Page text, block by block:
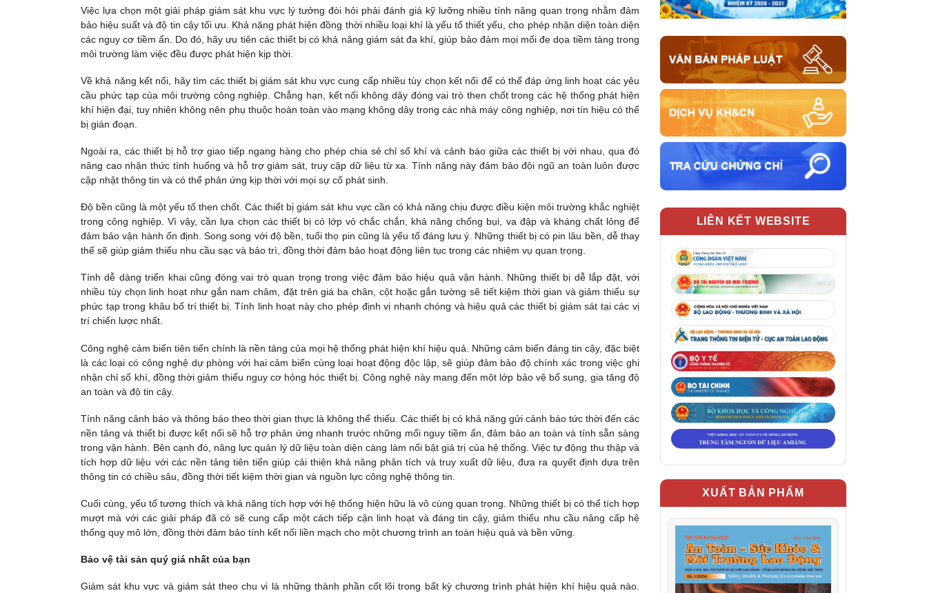
Việc lựa chọn một giải pháp giám sát khu vực lý tưởng đòi hỏi phải đánh giá kỹ lưỡng nhiều tính năng quan trọng nhằm đảm
bảo hiệu suất và độ tin cậy tối ưu. Khả năng phát hiện đồng thời nhiều loại khí là yếu tố thiết yếu, cho phép nhận diện toàn diện
các nguy cơ tiềm ẩn. Do đó, hãy ưu tiên các thiết bị có khả năng giám sát đa khí, giúp bảo đảm mọi mối đe dọa tiềm tàng trong
môi trường làm việc đều được phát hiện kịp thời.
Về khả năng kết nối, hãy tìm các thiết bị giám sát khu vực cung cấp nhiều tùy chọn kết nối để có thể đáp ứng linh hoạt các yêu
cầu phức tạp của môi trường công nghiệp. Chẳng hạn, kết nối không dây đóng vai trò then chốt trong các hệ thống phát hiện
khí hiện đại, tuy nhiên không nên phụ thuộc hoàn toàn vào mạng không dây trong các nhà máy công nghiệp, nơi tín hiệu có thể
bị gián đoạn.
Ngoài ra, các thiết bị hỗ trợ giao tiếp ngang hàng cho phép chia sẻ chỉ số khí và cảnh báo giữa các thiết bị với nhau, qua đó
nâng cao nhận thức tình huống và hỗ trợ giám sát, truy cập dữ liệu từ xa. Tính năng này đảm bảo đội ngũ an toàn luôn được
cập nhật thông tin và có thể phản ứng kịp thời với mọi sự cố phát sinh.
Độ bền cũng là một yếu tố then chốt. Các thiết bị giám sát khu vực cần có khả năng chịu được điều kiện môi trường khắc nghiệt
trong công nghiệp. Vì vậy, cần lựa chọn các thiết bị có lớp vỏ chắc chắn, khả năng chống bụi, va đập và kháng chất lỏng để
đảm bảo vận hành ổn định. Song song với độ bền, tuổi thọ pin cũng là yếu tố đáng lưu ý. Những thiết bị có pin lâu bền, dễ thay
thế sẽ giúp giảm thiểu nhu cầu sạc và bảo trì, đồng thời đảm bảo hoạt động liên tục trong các nhiệm vụ quan trọng.
Tính dễ dàng triển khai cũng đóng vai trò quan trọng trong việc đảm bảo hiệu quả vận hành. Những thiết bị dễ lắp đặt, với
nhiều tùy chọn linh hoạt như gắn nam châm, đặt trên giá ba chân, cột hoặc gắn tường sẽ tiết kiệm thời gian và giảm thiểu sự
phức tạp trong khâu bố trí thiết bị. Tính linh hoạt này cho phép định vị nhanh chóng và hiệu quả các thiết bị giám sát tại các vị
trí chiến lược nhất.
Công nghệ cảm biến tiên tiến chính là nền tảng của mọi hệ thống phát hiện khí hiệu quả. Những cảm biến đáng tin cậy, đặc biệt
là các loại có công nghệ dự phòng với hai cảm biến cùng loại hoạt động độc lập, sẽ giúp đảm bảo độ chính xác trong việc ghi
nhận chỉ số khí, đồng thời giảm thiểu nguy cơ hỏng hóc thiết bị. Công nghệ này mang đến một lớp bảo vệ bổ sung, gia tăng độ
an toàn và độ tin cậy.
Tính năng cảnh báo và thông báo theo thời gian thực là không thể thiếu. Các thiết bị có khả năng gửi cảnh báo tức thời đến các
nền tảng và thiết bị được kết nối sẽ hỗ trợ phản ứng nhanh trước những mối nguy tiềm ẩn, đảm bảo an toàn và tính sẵn sàng
trong vận hành. Bên cạnh đó, năng lực quản lý dữ liệu toàn diện càng làm nổi bật giá trị của hệ thống. Việc tự động thu thập và
tích hợp dữ liệu với các nền tảng tiên tiến giúp cải thiện khả năng phân tích và truy xuất dữ liệu, đưa ra quyết định dựa trên
thông tin có chiều sâu, đồng thời tiết kiệm thời gian và nguồn lực công nghệ thông tin.
Cuối cùng, yếu tố tương thích và khả năng tích hợp với hệ thống hiện hữu là vô cùng quan trọng. Những thiết bị có thể tích hợp
mượt mà với các giải pháp đã có sẽ cung cấp một cách tiếp cận linh hoạt và đáng tin cậy, giảm thiểu nhu cầu nâng cấp hệ
thống quy mô lớn, đồng thời đảm bảo tính kết nối liền mạch cho một chương trình an toàn hiệu quả và bền vững.
Bảo vệ tài sản quý giá nhất của bạn
Giám sát khu vực và giám sát theo chu vi là những thành phần cốt lõi trong bất kỳ chương trình phát hiện khí hiệu quả nào.
LIÊN KẾT WEBSITE
XUẤT BẢN PHẨM